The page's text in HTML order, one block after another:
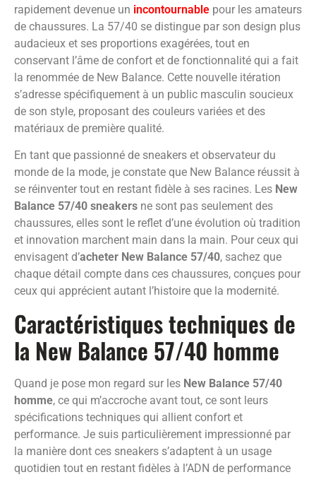
rapidement devenue un incontournable pour les amateurs
de chaussures. La 57/40 se distingue par son design plus
audacieux et ses proportions exagérées, tout en
conservant l’âme de confort et de fonctionnalité qui a fait
la renommée de New Balance. Cette nouvelle itération
s’adresse spécifiquement à un public masculin soucieux
de son style, proposant des couleurs variées et des
matériaux de première qualité.
En tant que passionné de sneakers et observateur du
monde de la mode, je constate que New Balance réussit à
se réinventer tout en restant fidèle à ses racines. Les New
Balance 57/40 sneakers ne sont pas seulement des
chaussures, elles sont le reflet d’une évolution où tradition
et innovation marchent main dans la main. Pour ceux qui
envisagent d’acheter New Balance 57/40, sachez que
chaque détail compte dans ces chaussures, conçues pour
ceux qui apprécient autant l’histoire que la modernité.
Caractéristiques techniques de
la New Balance 57/40 homme
Quand je pose mon regard sur les New Balance 57/40
homme, ce qui m’accroche avant tout, ce sont leurs
spécifications techniques qui allient confort et
performance. Je suis particulièrement impressionné par
la manière dont ces sneakers s’adaptent à un usage
quotidien tout en restant fidèles à l’ADN de performance